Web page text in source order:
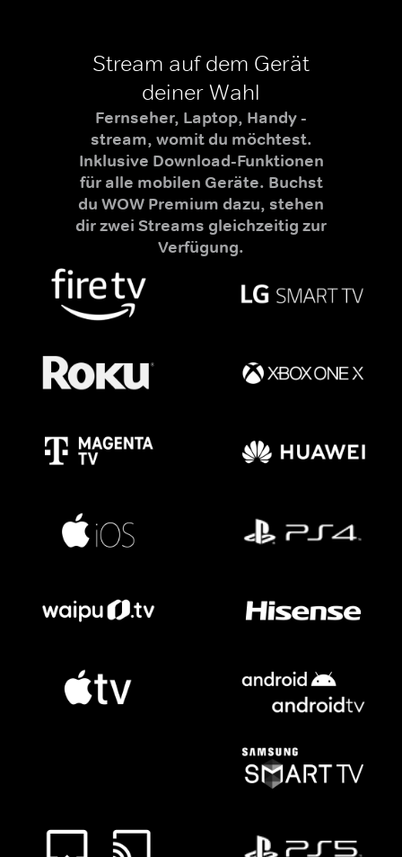
Stream auf dem Gerät
deiner Wahl
Fernseher, Laptop, Handy -
stream, womit du möchtest.
Inklusive Download-Funktionen
für alle mobilen Geräte. Buchst
du WOW Premium dazu, stehen
dir zwei Streams gleichzeitig zur
Verfügung.